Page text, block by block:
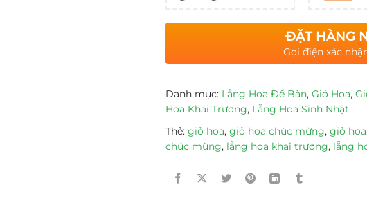
ĐẶT HÀNG
Gọi điện xác
Danh mục: Lẵng Hoa Để Bàn, Giỏ Hoa,
Hoa Khai Trương, Lẵng Hoa Sinh Nhật
Thẻ: giỏ hoa, giỏ hoa chúc mừng, giỏ
chúc mừng, lẵng hoa khai trương, lẵng